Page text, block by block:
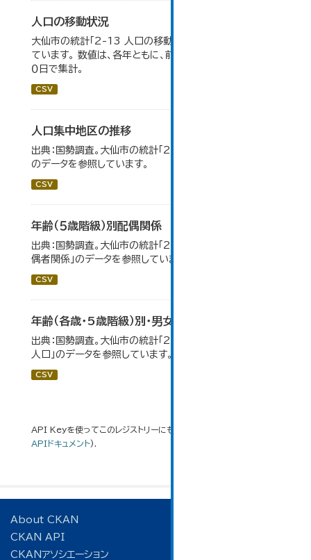
人口の移動状況
大仙市の統計「2-13 人口の移動状況」のデータを参照し
ています。 数値は、各年ともに、前年１０月１日～当年９月３
０日で集計。
CSV
人口集中地区の推移
出典：国勢調査。大仙市の統計「2-3 人口集中地区の推移」
のデータを参照しています。
CSV
年齢（５歳階級）別配偶関係
出典：国勢調査。大仙市の統計「2-12 年齢（5歳階級）別配
偶者関係」のデータを参照しています。
CSV
年齢（各歳・5歳階級）別・男女別人口
出典：国勢調査。大仙市の統計「2-1 年齢（各歳）別・男女別
人口」のデータを参照しています。
CSV
API Keyを使ってこのレジストリーにもアクセス可能です
APIドキュメント).
About CKAN
CKAN API
CKANアソシエーション